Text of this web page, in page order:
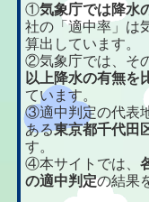
①気象庁では降水
社の「適中率」は
算出しています。
②気象庁では、そ
以上降水の有無を
ています。
③適中判定の代表
ある東京都千代田
す。
④本サイトでは、
の適中判定の結果